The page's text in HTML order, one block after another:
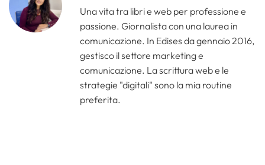
Una vita tra libri e web per professione e
passione. Giornalista con una laurea in
comunicazione. In Edises da gennaio 2016,
gestisco il settore marketing e
comunicazione. La scrittura web e le
strategie "digitali" sono la mia routine
preferita.